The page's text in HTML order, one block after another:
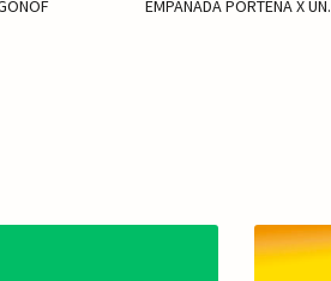
EMPANADA PORTENA X UN.